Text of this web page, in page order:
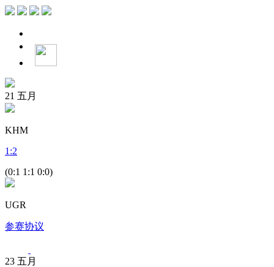
21 五月
KHM
1 :2
(0:1 1:1 0:0)
UGR
参赛协议
23 五月